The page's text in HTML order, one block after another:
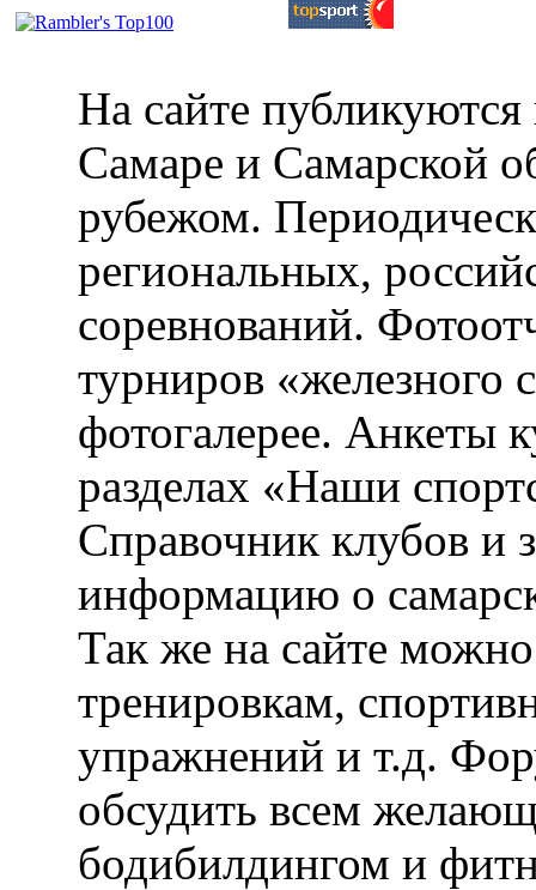
На сайте публикуются
Самаре и Самарской
рубежом.
региональных,
соревнований.
турниров «железного
фотогалерее. Анкеты
разделах «Наши
Справочник клубов и
информацию о
Так же на сайте
тренировкам,
упражнений и т.д.
обсудить всем
бодибилдингом и